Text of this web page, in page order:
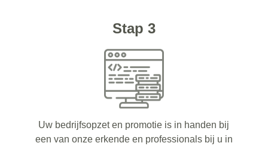
Stap 3
Uw bedrijfsopzet en promotie is in handen bij
een van onze erkende en professionals bij u in